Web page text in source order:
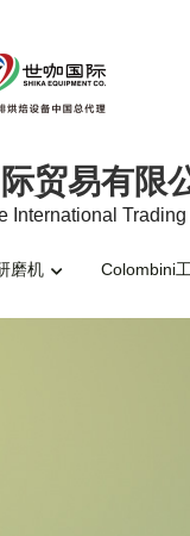
贸易有限
International Trading
磨机 Colombini
贸易有限
International Trading
磨机 Colombini